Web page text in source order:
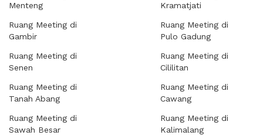
Menteng
Ruang Meeting di
Gambir
Ruang Meeting di
Senen
Ruang Meeting di
Tanah Abang
Ruang Meeting di
Sawah Besar
Kramatjati
Ruang Meeting di
Pulo Gadung
Ruang Meeting di
Cililitan
Ruang Meeting di
Cawang
Ruang Meeting di
Kalimalang